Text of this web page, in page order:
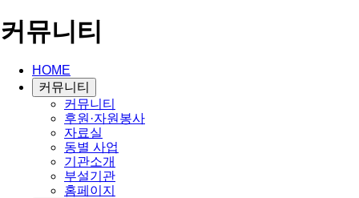
커뮤니티
HOME
커뮤니티
커뮤니티
후원·자원봉사
자료실
동별 사업
기관소개
부설기관
홈페이지